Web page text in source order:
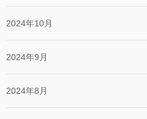
2024年10月
2024年9月
2024年8月